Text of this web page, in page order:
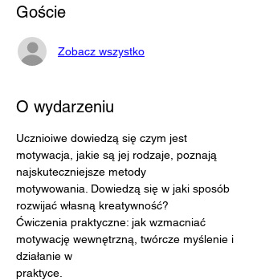
Goście
Zobacz wszystko
O wydarzeniu
Ucznioiwe dowiedzą się czym jest
motywacja, jakie są jej rodzaje, poznają
najskuteczniejsze metody
motywowania. Dowiedzą się w jaki sposób
rozwijać własną kreatywność?
Ćwiczenia praktyczne: jak wzmacniać
motywację wewnętrzną, twórcze myślenie i
działanie w
praktyce.